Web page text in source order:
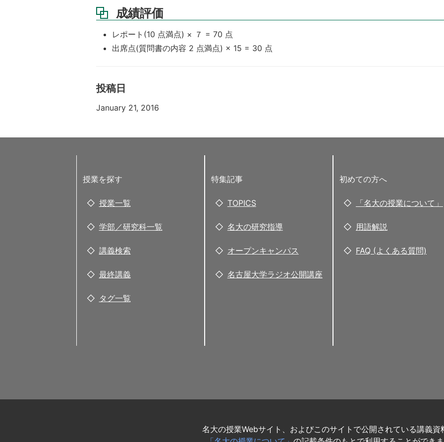
成績評価
レポート(10 点満点) × ７ = 70 点
出席点(質問書の内容 2 点満点) × 15 = 30 点
投稿日
January 21, 2016
授業を探す
授業一覧
学部／研究科一覧
講義検索
最終講義
タグ一覧
特集記事
TOPICS
名大の研究指導
オープンキャンパス
名古屋大学ラジオ公開講座
初めての方へ
「名大の授業について」
用語解説
FAQ (よくある質問)
名大の授業Webサイト、およびこのサイトで公開されている講義資